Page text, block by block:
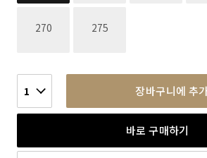
270재고없음 275재고없음
1 장바구니에 추
바로 구매하기